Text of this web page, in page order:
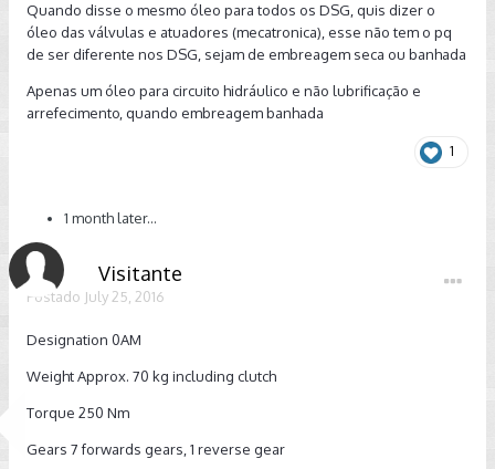
Quando disse o mesmo óleo para todos os DSG, quis dizer o
óleo das válvulas e atuadores (mecatronica), esse não tem o pq
de ser diferente nos DSG, sejam de embreagem seca ou banhada
Apenas um óleo para circuito hidráulico e não lubrificação e
arrefecimento, quando embreagem banhada
1
1 month later...
Visitante
Postado July 25, 2016
Designation 0AM
Weight Approx. 70 kg including clutch
Torque 250 Nm
Gears 7 forwards gears, 1 reverse gear